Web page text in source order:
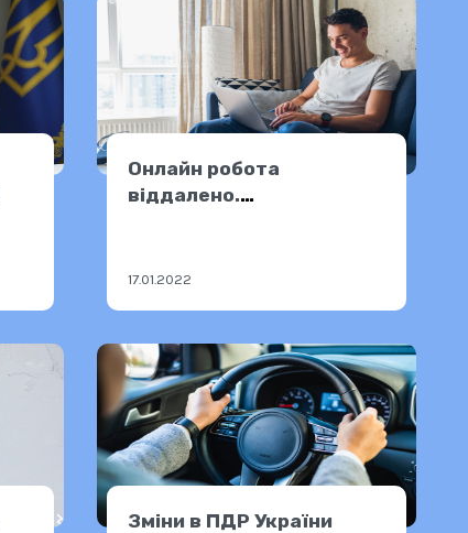
Онлайн робота
віддалено.
17.01.2022
Зміни в ПДР України